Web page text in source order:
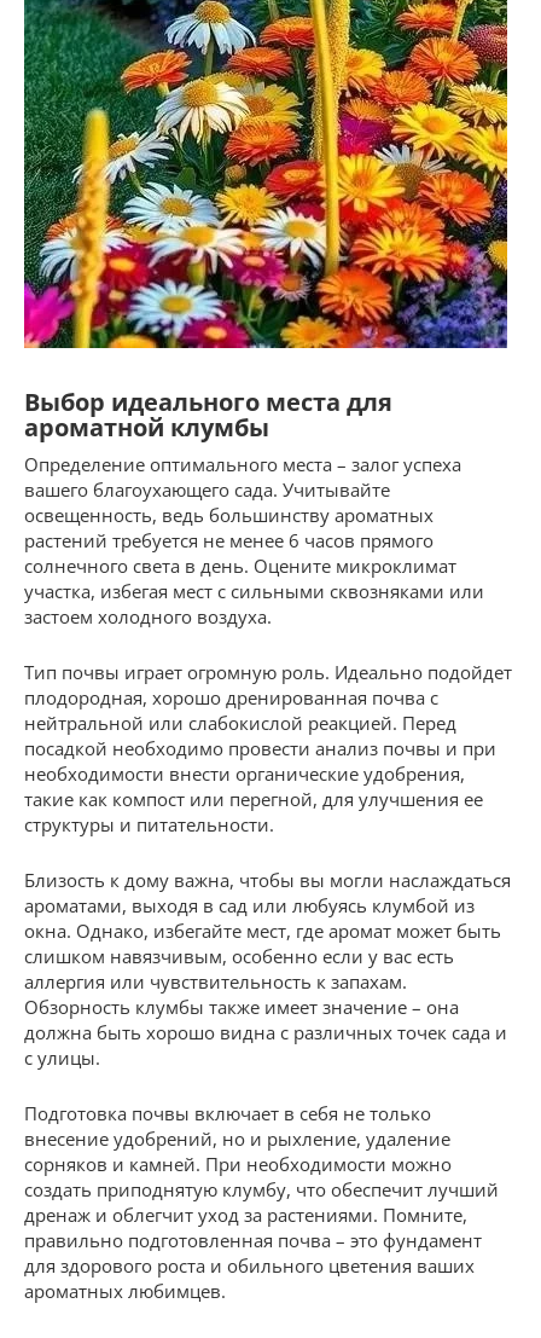
Выбор идеального места для
ароматной клумбы
Определение оптимального места – залог успеха
вашего благоухающего сада. Учитывайте
освещенность, ведь большинству ароматных
растений требуется не менее 6 часов прямого
солнечного света в день. Оцените микроклимат
участка, избегая мест с сильными сквозняками или
застоем холодного воздуха.
Тип почвы играет огромную роль. Идеально подойдет
плодородная, хорошо дренированная почва с
нейтральной или слабокислой реакцией. Перед
посадкой необходимо провести анализ почвы и при
необходимости внести органические удобрения,
такие как компост или перегной, для улучшения ее
структуры и питательности.
Близость к дому важна, чтобы вы могли наслаждаться
ароматами, выходя в сад или любуясь клумбой из
окна. Однако, избегайте мест, где аромат может быть
слишком навязчивым, особенно если у вас есть
аллергия или чувствительность к запахам.
Обзорность клумбы также имеет значение – она
должна быть хорошо видна с различных точек сада и
с улицы.
Подготовка почвы включает в себя не только
внесение удобрений, но и рыхление, удаление
сорняков и камней. При необходимости можно
создать приподнятую клумбу, что обеспечит лучший
дренаж и облегчит уход за растениями. Помните,
правильно подготовленная почва – это фундамент
для здорового роста и обильного цветения ваших
ароматных любимцев.